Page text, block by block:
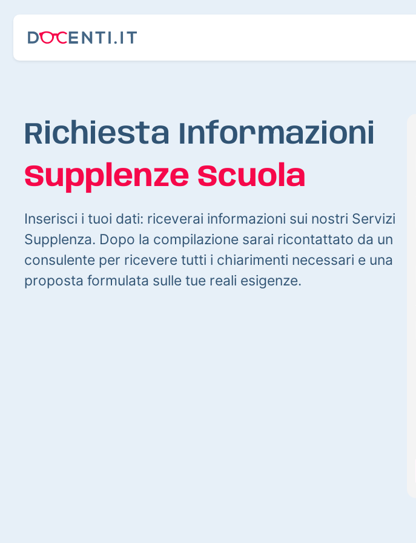
Richiesta Informazioni
Supplenze Scuola
Inserisci i tuoi dati: riceverai informazioni sui nostri Servizi
Supplenza. Dopo la compilazione sarai ricontattato da un
consulente per ricevere tutti i chiarimenti necessari e una
proposta formulata sulle tue reali esigenze.